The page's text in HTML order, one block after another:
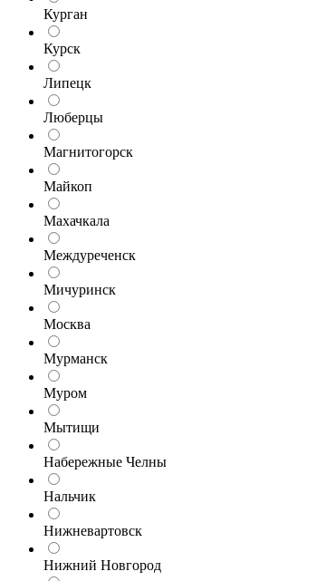
Курган
Курск
Липецк
Люберцы
Магнитогорск
Майкоп
Махачкала
Междуреченск
Мичуринск
Москва
Мурманск
Муром
Мытищи
Набережные Челны
Нальчик
Нижневартовск
Нижний Новгород